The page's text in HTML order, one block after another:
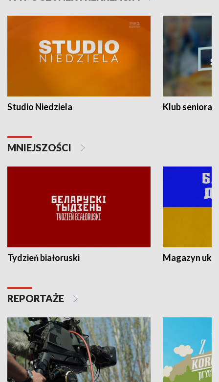
Studio Niedziela Klub seniora
MNIEJSZOŚCI
Tydzień białoruski Magazyn
REPORTAŻE